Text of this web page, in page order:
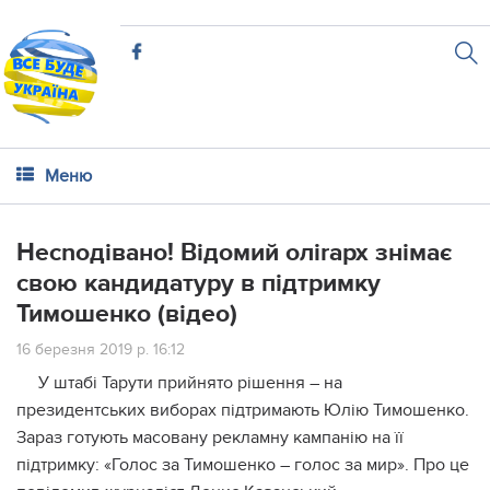
Меню
Несnодівано! Відомий оліrарх знімає
свою кандидатуру в підтримку
Тимошенко (відео)
16 березня 2019 р. 16:12
У штабі Тарути прийнято рішення – на
президентських виборах підтримають Юлію Тимошенко.
Зараз готують масовану рекламну кампанію на її
підтримку: «Голос за Тимошенко – голос за мир». Про це